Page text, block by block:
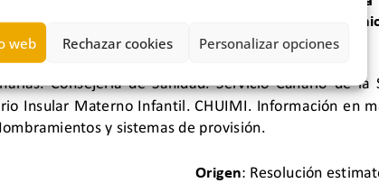
web Rechazar cookies Personalizar opciones